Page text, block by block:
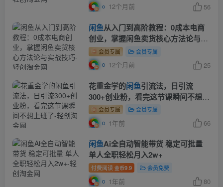
12个月前 56
闲鱼从入门到高阶教程：0成本电商
创业，掌握闲鱼卖货核心方法论与实
战技巧
会员专属 会员专属
12个月前 25
花重金学的闲鱼引流法，日引流
300+创业粉，看完这节课瞬间不想上
班了会员专属 会员专属
1年前 66
闲鱼Ai全自动智能带货 稳定可批量
单人全职轻松月入2w+
付费阅读 金币9.9 会员免费
1年前 80